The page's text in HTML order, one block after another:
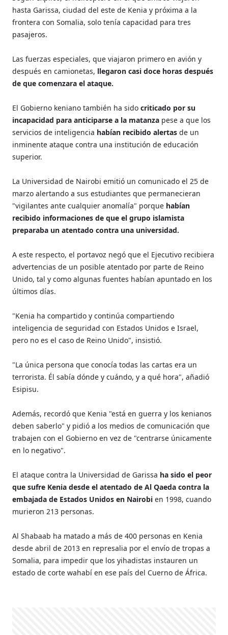
hasta Garissa, ciudad del este de Kenia y próxima a la
frontera con Somalia, solo tenía capacidad para tres
pasajeros.
Las fuerzas especiales, que viajaron primero en avión y
después en camionetas, llegaron casi doce horas después
de que comenzara el ataque.
El Gobierno keniano también ha sidocriticado por su
incapacidad para anticiparse a la matanza pese a que los
servicios de inteligencia habían recibido alertas de un
inminente ataque contra una institución de educación
superior.
La Universidad de Nairobi emitió un comunicado el 25 de
marzo alertando a sus estudiantes que permanecieran
"vigilantes ante cualquier anomalía" porque habían
recibido informaciones de que el grupo islamista
preparaba un atentado contra una universidad.
A este respecto, el portavoz negó que el Ejecutivo recibiera
advertencias de un posible atentado por parte de Reino
Unido, tal y como algunas fuentes habían apuntado en los
últimos días.
"Kenia ha compartido y continúa compartiendo
inteligencia de seguridad con Estados Unidos e Israel,
pero no es el caso de Reino Unido", insistió.
"La única persona que conocía todas las cartas era un
terrorista. Él sabía dónde y cuándo, y a qué hora", añadió
Esipisu.
Además, recordó que Kenia "está en guerra y los kenianos
deben saberlo" y pidió a los medios de comunicación que
trabajen con el Gobierno en vez de "centrarse únicamente
en lo negativo".
El ataque contra la Universidad de Garissa ha sido el peor
que sufre Kenia desde el atentado de Al Qaeda contra la
embajada de Estados Unidos en Nairobi en 1998, cuando
murieron 213 personas.
Al Shabaab ha matado a más de 400 personas en Kenia
desde abril de 2013 en represalia por el envío de tropas a
Somalia, para impedir que los yihadistas instauren un
estado de corte wahabí en ese país del Cuerno de África.